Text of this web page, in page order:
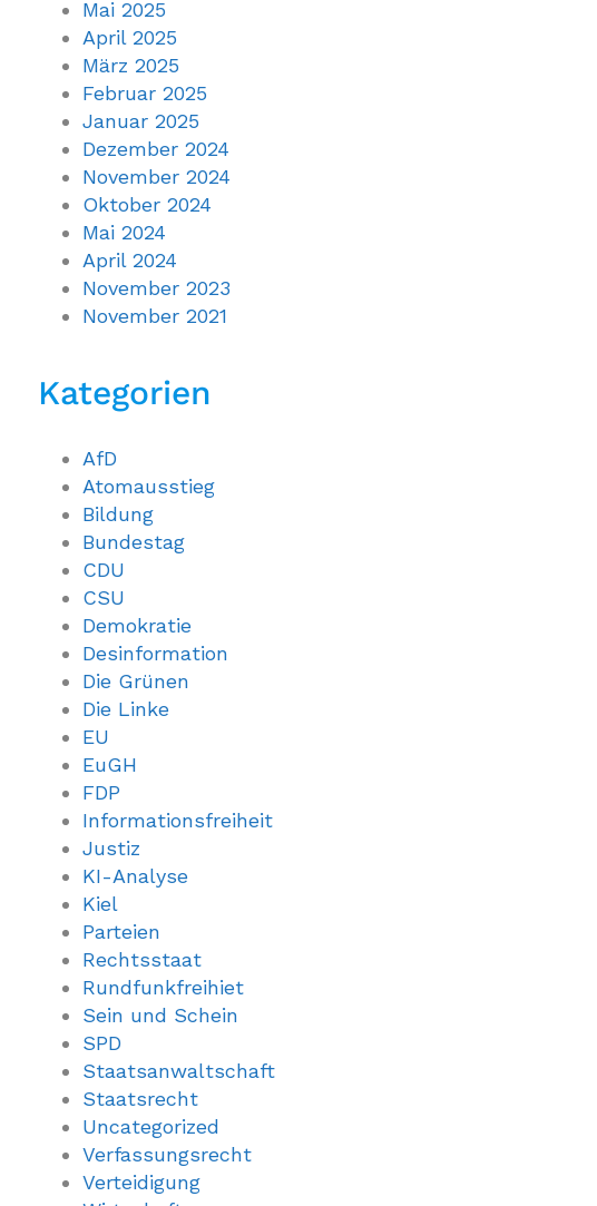
Mai 2025
April 2025
März 2025
Februar 2025
Januar 2025
Dezember 2024
November 2024
Oktober 2024
Mai 2024
April 2024
November 2023
November 2021
Kategorien
AfD
Atomausstieg
Bildung
Bundestag
CDU
CSU
Demokratie
Desinformation
Die Grünen
Die Linke
EU
EuGH
FDP
Informationsfreiheit
Justiz
KI-Analyse
Kiel
Parteien
Rechtsstaat
Rundfunkfreihiet
Sein und Schein
SPD
Staatsanwaltschaft
Staatsrecht
Uncategorized
Verfassungsrecht
Verteidigung